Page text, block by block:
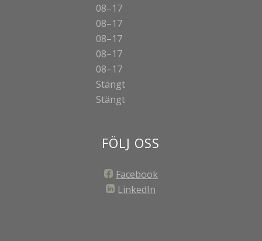
08–17
08–17
08–17
08–17
08–17
Stängt
Stängt
FÖLJ OSS
Facebook
LinkedIn